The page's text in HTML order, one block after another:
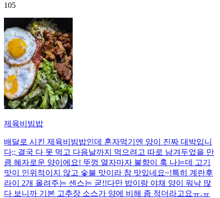
105
제육비빔밥
배달로 시킨 제육비빔밥인데 혼자먹기엔 양이 진짜 대박입니
다;; 결국 다 못 먹고 다음날까지 먹으려고 따로 남겨두었을 만
큼 혜자로운 양이에요! 뚜껑 열자마자 불향이 훅 나는데 고기
맛이 인위적이지 않고 숯불 맛이라 참 맛있네요~!특히 계란후
라이 2개 올려주는 센스는 굳!! ​다만 밥이랑 야채 양이 워낙 많
다 보니까 기본 고추장 소스가 양에 비해 좀 적더라고요ㅠ.ㅠ